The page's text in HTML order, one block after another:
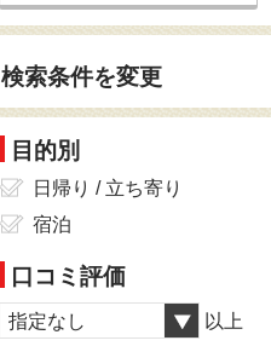
検索条件を変更
目的別
日帰り / 立ち寄り
宿泊
口コミ評価
指定なし 以上